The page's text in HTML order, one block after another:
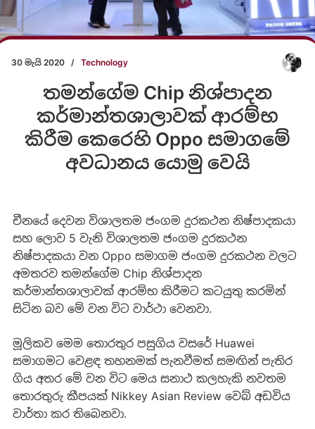
30 මැයි 2020 / Technology
තමන්ගේම Chip නිශ්පාදන
කර්මාන්තශාලාවක් ආරම්භ
කිරීම කෙරෙහි Oppo සමාගමේ
අවධානය යොමු වෙයි
චීනයේ දෙවන විශාලතම ජංගම දුරකථන නිෂ්පාදකයා
සහ ලොව 5 වැනි විශාලතම ජංගම දුරකථන
නිෂ්පාදකයා වන Oppo සමාගම ජංගම දුරකථන වලට
අමතරව තමන්ගේම Chip නිශ්පාදන
කර්මාන්තශාලාවක් ආරම්භ කිරීමට කටයුතු කරමින්
සිටින බව මේ වන විට වාර්ථා වෙනවා.
මූලිකව මෙම තොරතුර පසුගිය වසරේ Huawei
සමාගමට වෙළඳ තහනමක් පැනවීමත් සමඟින් පැතිර
ගිය අතර මේ වන විට මෙය සනාථ කලහැකි නවතම
තොරතුරු කීපයක් Nikkey Asian Review වෙබ් අඩවිය
වාර්තා කර තිබෙනවා.